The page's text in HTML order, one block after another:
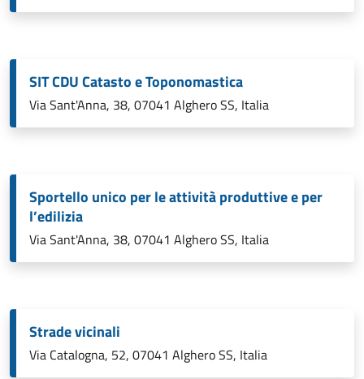
SIT CDU Catasto e Toponomastica
Via Sant'Anna, 38, 07041 Alghero SS, Italia
Sportello unico per le attività produttive e per
l’edilizia
Via Sant'Anna, 38, 07041 Alghero SS, Italia
Strade vicinali
Via Catalogna, 52, 07041 Alghero SS, Italia